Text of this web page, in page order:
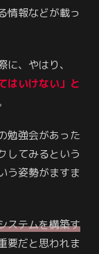
情報などが載っ
、やはり、
はいけない」と
勉強会があった
してみるという
う姿勢がますま
ステムを構築す
要だと思われま